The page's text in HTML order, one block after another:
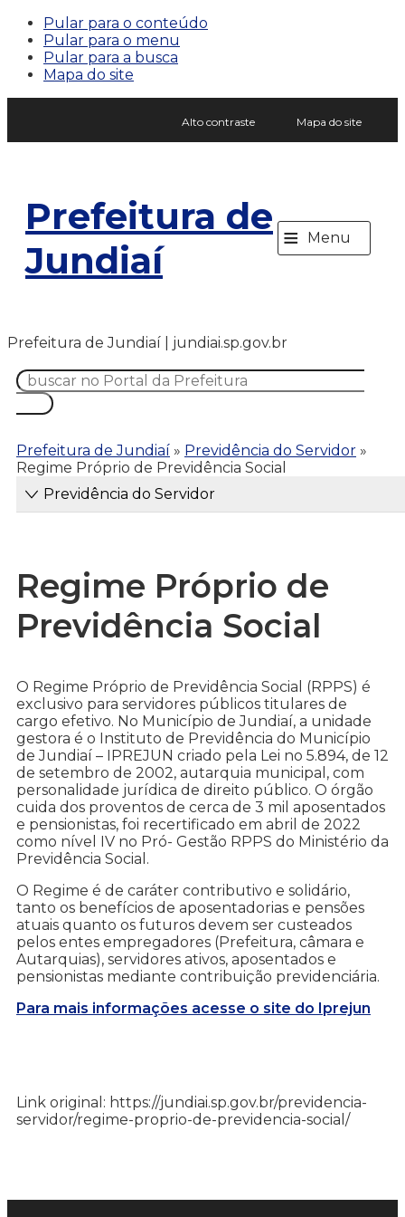
Pular para o conteúdo
Pular para o menu
Pular para a busca
Mapa do site
Alto contraste Mapa do site
Prefeitura de
Jundiaí
≡ Menu
Prefeitura de Jundiaí | jundiai.sp.gov.br
Prefeitura de Jundiaí » Previdência do Servidor »
Regime Próprio de Previdência Social
Previdência do Servidor
Regime Próprio de
Previdência Social
O Regime Próprio de Previdência Social (RPPS) é
exclusivo para servidores públicos titulares de
cargo efetivo. No Município de Jundiaí, a unidade
gestora é o Instituto de Previdência do Município
de Jundiaí – IPREJUN criado pela Lei no 5.894, de 12
de setembro de 2002, autarquia municipal, com
personalidade jurídica de direito público. O órgão
cuida dos proventos de cerca de 3 mil aposentados
e pensionistas, foi recertificado em abril de 2022
como nível IV no Pró- Gestão RPPS do Ministério da
Previdência Social.
O Regime é de caráter contributivo e solidário,
tanto os benefícios de aposentadorias e pensões
atuais quanto os futuros devem ser custeados
pelos entes empregadores (Prefeitura, câmara e
Autarquias), servidores ativos, aposentados e
pensionistas mediante contribuição previdenciária.
Para mais informações acesse o site do Iprejun
Link original: https://jundiai.sp.gov.br/previdencia-
servidor/regime-proprio-de-previdencia-social/